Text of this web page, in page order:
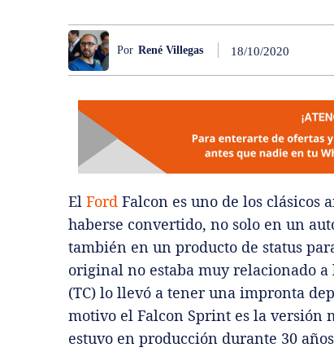
Por René Villegas 18/10/2020
El Ford Falcon es uno de los clásicos
haberse convertido, no solo en un
también en un producto de status
original no estaba muy relacionado
(TC) lo llevó a tener una impronta
motivo el Falcon Sprint es la versión
estuvo en producción durante 30